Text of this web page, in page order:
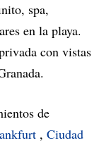
spa,
en la playa.
con vistas
de
, Ciudad